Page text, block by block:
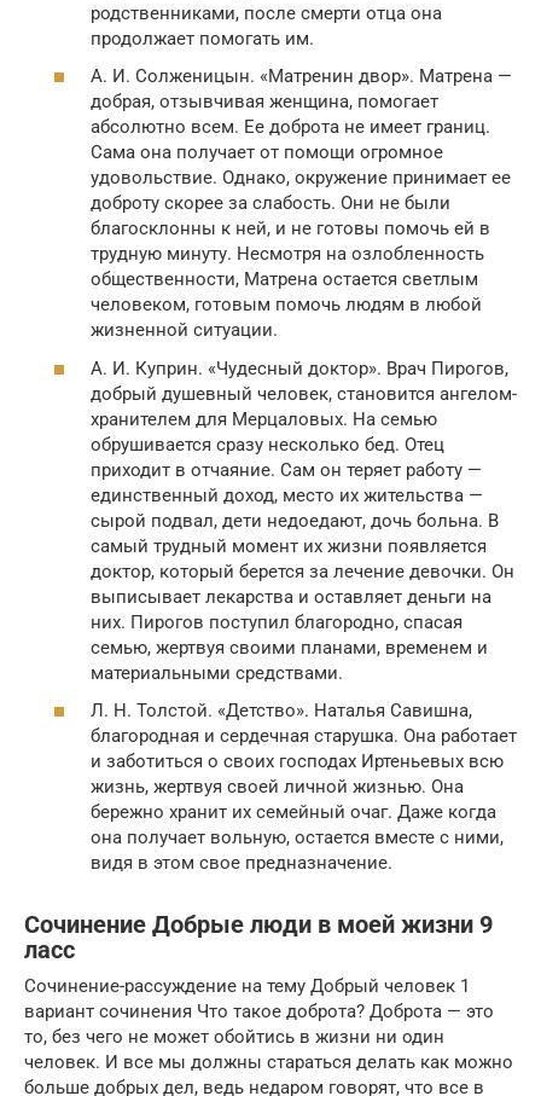
родственниками, после смерти отца она
продолжает помогать им.
А. И. Солженицын. «Матренин двор». Матрена —
добрая, отзывчивая женщина, помогает
абсолютно всем. Ее доброта не имеет границ.
Сама она получает от помощи огромное
удовольствие. Однако, окружение принимает ее
доброту скорее за слабость. Они не были
благосклонны к ней, и не готовы помочь ей в
трудную минуту. Несмотря на озлобленность
общественности, Матрена остается светлым
человеком, готовым помочь людям в любой
жизненной ситуации.
А. И. Куприн. «Чудесный доктор». Врач Пирогов,
добрый душевный человек, становится ангелом-
хранителем для Мерцаловых. На семью
обрушивается сразу несколько бед. Отец
приходит в отчаяние. Сам он теряет работу —
единственный доход, место их жительства —
сырой подвал, дети недоедают, дочь больна. В
самый трудный момент их жизни появляется
доктор, который берется за лечение девочки. Он
выписывает лекарства и оставляет деньги на
них. Пирогов поступил благородно, спасая
семью, жертвуя своими планами, временем и
материальными средствами.
Л. Н. Толстой. «Детство». Наталья Савишна,
благородная и сердечная старушка. Она работает
и заботиться о своих господах Иртеньевых всю
жизнь, жертвуя своей личной жизнью. Она
бережно хранит их семейный очаг. Даже когда
она получает вольную, остается вместе с ними,
видя в этом свое предназначение.
Сочинение Добрые люди в моей жизни 9
ласс
Сочинение-рассуждение на тему Добрый человек 1
вариант сочинения Что такое доброта? Доброта — это
то, без чего не может обойтись в жизни ни один
человек. И все мы должны стараться делать как можно
больше добрых дел, ведь недаром говорят, что все в